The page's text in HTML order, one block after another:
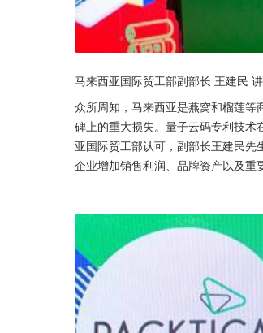
马来西亚国际贸工部副部长 王建民
众所周知，马来西亚是燕窝和榴莲
碑上的重大损失。量子云码专利技
亚国际贸工部认可，副部长王建民
企业增加销售利润、品牌资产以及重